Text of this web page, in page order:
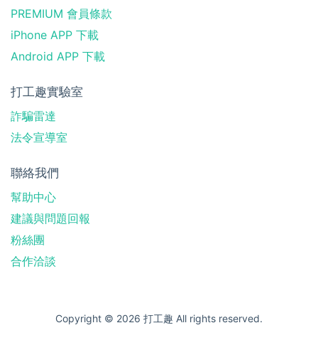
PREMIUM 會員條款
iPhone APP 下載
Android APP 下載
打工趣實驗室
詐騙雷達
法令宣導室
聯絡我們
幫助中心
建議與問題回報
粉絲團
合作洽談
Copyright © 2026 打工趣 All rights reserved.